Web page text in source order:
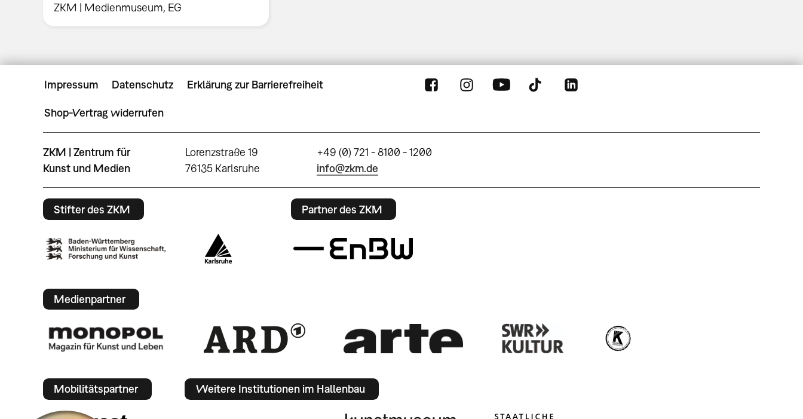
ZKM | Medienmuseum, EG
Impressum Datenschutz Erklärung zur Barrierefreiheit
Shop-Vertrag widerrufen
ZKM | Zentrum für
Kunst und Medien
Lorenzstraße 19
76135 Karlsruhe
+49 (0) 721 - 8100 - 1200
info@zkm.de
Stifter des ZKM Partner des ZKM
Medienpartner
Mobilitätspartner Weitere Institutionen im Hallenbau